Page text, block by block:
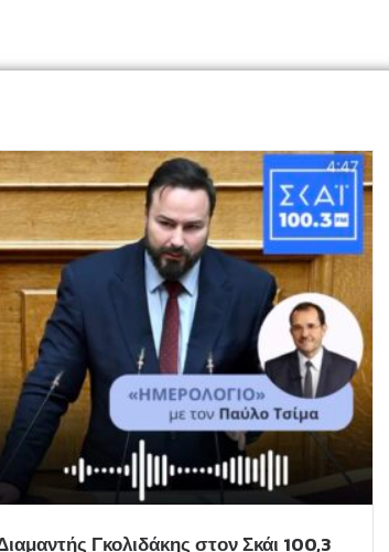
Γκολιδάκης στον Σκάι 100,3